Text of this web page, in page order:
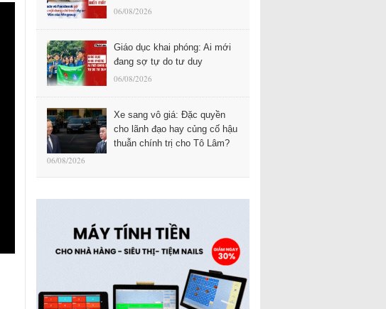
06/08/2026
Giáo dục khai phóng: Ai mới
đang sợ tự do tư duy
06/08/2026
Xe sang vô giá: Đặc quyền
cho lãnh đạo hay củng cố hậu
thuẫn chính trị cho Tô Lâm?
06/08/2026